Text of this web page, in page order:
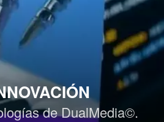
de DualMedia©.